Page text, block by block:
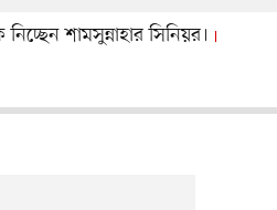
শামসুন্নাহার সিনিয়র।